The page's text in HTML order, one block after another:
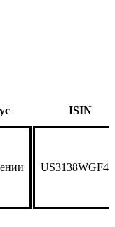
ISIN